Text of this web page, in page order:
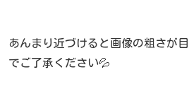
あんまり近づけると画像の粗さが
でご了承ください💦